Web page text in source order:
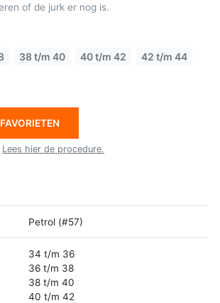
of de jurk er nog is.
38 t/m 40 40 t/m 42
42 t/m 44
Lees hier de procedure.
Petrol (#57)
34 t/m 36
36 t/m 38
38 t/m 40
40 t/m 42